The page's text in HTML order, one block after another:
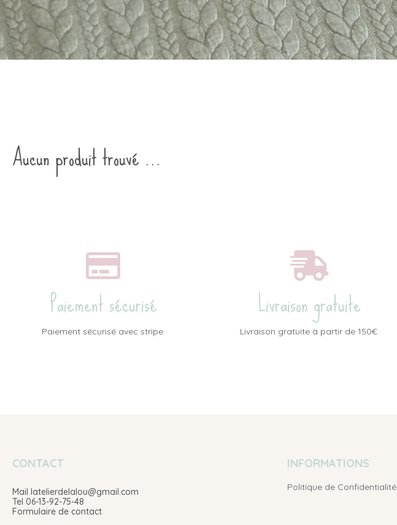
Aucun produit trouvé ...
Paiement sécurisé
Paiement sécurisé avec stripe.
Livraison gratuite
Livraison gratuite à partir de 150€.
CONTACT
Mail latelierdelalou@gmail.com
Tel 06-13-92-75-48
Formulaire de contact
INFORMATIONS
Politique de Confidentialité